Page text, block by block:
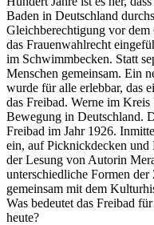
Baden in Deutschland
Gleichberechtigung vor
das Frauenwahlrecht
im Schwimmbecken. Statt
Menschen gemeinsam. Ein
wurde für alle erlebbar, das
das Freibad. Werne im
Bewegung in Deutschland.
Freibad im Jahr 1926.
ein, auf Picknickdecken und
der Lesung von Autorin
unterschiedliche Formen
gemeinsam mit dem
Was bedeutet das Freibad
heute?